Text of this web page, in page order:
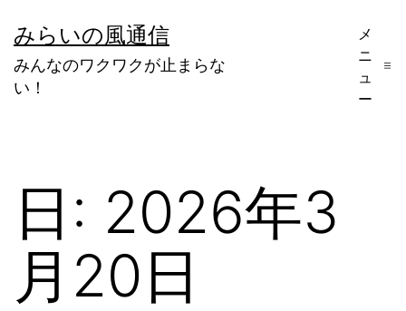
ン
テ
みらいの風通信
みんなのワクワクが止まらな
い！
メ
ニ
ュ
ー
日: 2026年3
月20日